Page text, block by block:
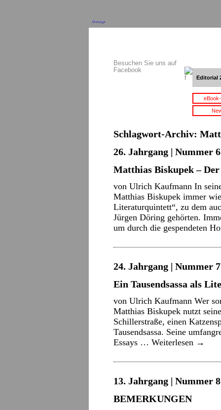
Anzeige
Besuchen Sie uns auf
Facebook
Editorial
Schlagwort-Archiv:
26. Jahrgang | Nummer
Matthias Biskupek –
von Ulrich Kaufmann In
Matthias Biskupek immer
Literaturquintett“, zu dem
Jürgen Döring gehörten.
um durch die gespendeten
24. Jahrgang | Nummer
Ein Tausendsassa als
von Ulrich Kaufmann Wer
Matthias Biskupek nutzt
Schillerstraße, einen
Tausendsassa. Seine
Essays … Weiterlesen →
13. Jahrgang | Nummer
BEMERKUNGEN